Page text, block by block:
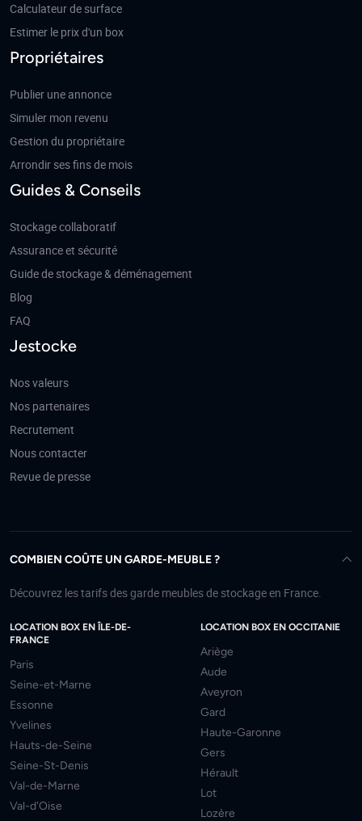
Calculateur de surface
Estimer le prix d'un box
Propriétaires
Publier une annonce
Simuler mon revenu
Gestion du propriétaire
Arrondir ses fins de mois
Guides & Conseils
Stockage collaboratif
Assurance et sécurité
Guide de stockage & déménagement
Blog
FAQ
Jestocke
Nos valeurs
Nos partenaires
Recrutement
Nous contacter
Revue de presse
COMBIEN COÛTE UN GARDE-MEUBLE ?
Découvrez les tarifs des garde meubles de stockage en France.
LOCATION BOX EN ÎLE-DE-
FRANCE
Paris
Seine-et-Marne
Essonne
Yvelines
Hauts-de-Seine
Seine-St-Denis
Val-de-Marne
Val-d'Oise
LOCATION BOX EN OCCITANIE
Ariège
Aude
Aveyron
Gard
Haute-Garonne
Gers
Hérault
Lot
Lozère